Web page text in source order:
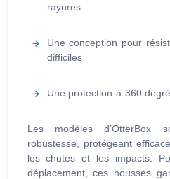
rayures
Une conception pour
difficiles
Une protection à 360
Les modèles d’OtterBox
robustesse, protégeant
les chutes et les impacts.
déplacement, ces housses